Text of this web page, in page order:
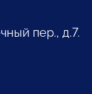
пер., д.7.